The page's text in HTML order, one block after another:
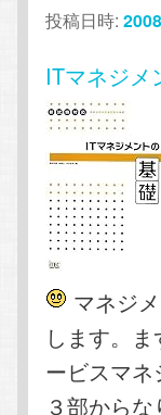
投稿日時:
ITマネジメ
マネジ
します。
ービスマ
３部からな